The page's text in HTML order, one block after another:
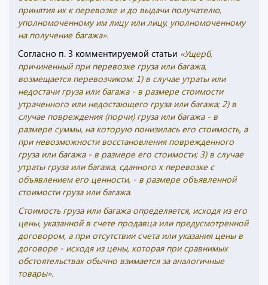
принятия их к перевозке и до выдачи получателю,
уполномоченному им лицу или лицу, уполномоченному
на получение багажа».
Согласно п. 3 комментируемой статьи «Ущерб,
причиненный при перевозке груза или багажа,
возмещается перевозчиком: 1) в случае утраты или
недостачи груза или багажа - в размере стоимости
утраченного или недостающего груза или багажа; 2) в
случае повреждения (порчи) груза или багажа - в
размере суммы, на которую понизилась его стоимость, а
при невозможности восстановления поврежденного
груза или багажа - в размере его стоимости; 3) в случае
утраты груза или багажа, сданного к перевозке с
объявлением его ценности, - в размере объявленной
стоимости груза или багажа.
Стоимость груза или багажа определяется, исходя из его
цены, указанной в счете продавца или предусмотренной
договором, а при отсутствии счета или указания цены в
договоре - исходя из цены, которая при сравнимых
обстоятельствах обычно взимается за аналогичные
товары».